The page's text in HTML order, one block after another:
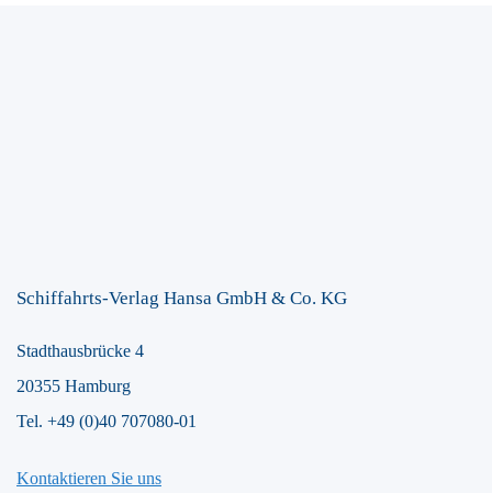
Schiffahrts-Verlag Hansa GmbH & Co. KG
Stadthausbrücke 4
20355 Hamburg
Tel. +49 (0)40 707080-01
Kontaktieren Sie uns